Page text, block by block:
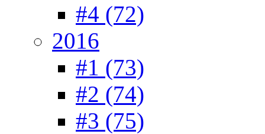
#4 (72)
2016
#1 (73)
#2 (74)
#3 (75)